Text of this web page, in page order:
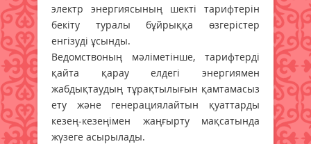
электр энергиясының шекті тарифтерін
бекіту туралы бұйрыққа өзгерістер
енгізуді ұсынды.
Ведомствоның мәліметінше, тарифтерді
қайта қарау елдегі энергиямен
жабдықтаудың тұрақтылығын қамтамасыз
ету және генерациялайтын қуаттарды
кезең-кезеңімен жаңғырту мақсатында
жүзеге асырылады.